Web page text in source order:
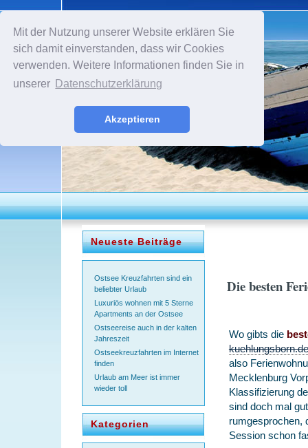
Mit der Nutzung unserer Website erklären Sie
sich damit einverstanden, dass wir Cookies
verwenden. Weitere Informationen finden Sie in
unserer Datenschutzerklärung
Akzeptieren
Neueste Beiträge
Ostsee Kreuzfahrten sind ein
beliebter Urlaub
Luxuriös wohnen mit 5 Sterne
Apartments an der Ostsee
Ostseereise auch in der kalten
Jahreszeit
Ostseekreuzfahrten im Internet
finden
Urlaub am Meer ist immer
wieder toll
Kategorien
Die besten
Wo gibts die
also
Mecklenburg
Klassifizierung
sind doch mal
rumgesprochen,
Session schon